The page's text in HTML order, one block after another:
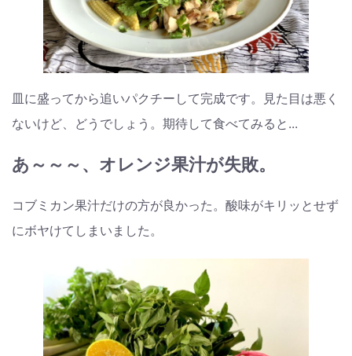
皿に盛ってから追いパクチーして完成です。見た目は悪く
ないけど、どうでしょう。期待して食べてみると...
あ～～～、オレンジ果汁が失敗。
コブミカン果汁だけの方が良かった。酸味がキリッとせず
にボヤけてしまいました。